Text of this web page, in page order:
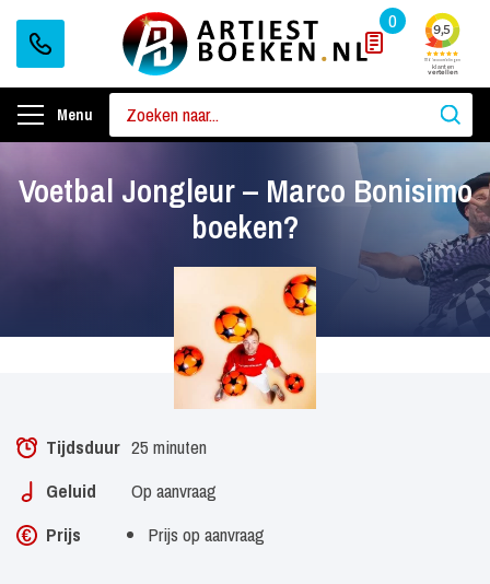
0
Menu
Voetbal Jongleur – Marco Bonisimo
boeken?
Tijdsduur 25 minuten
Geluid
Op aanvraag
Prijs
Prijs op aanvraag